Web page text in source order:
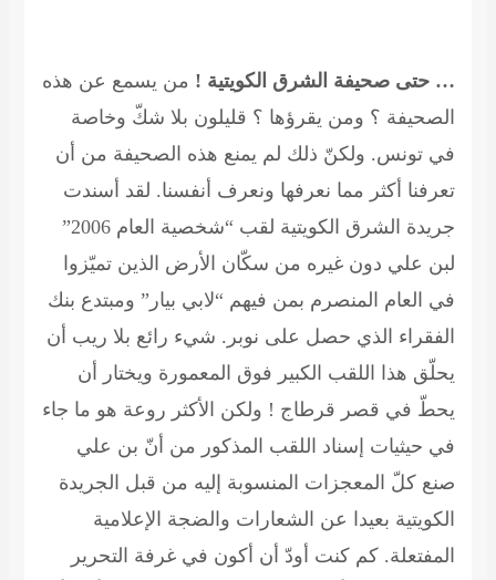
… حتى صحيفة الشرق الكويتية ! من يسمع عن هذه
الصحيفة ؟ ومن يقرؤها ؟ قليلون بلا شكّ وخاصة
في تونس. ولكنّ ذلك لم يمنع هذه الصحيفة من أن
تعرفنا أكثر مما نعرفها ونعرف أنفسنا. لقد أسندت
جريدة الشرق الكويتية لقب “شخصية العام 2006”
لبن علي دون غيره من سكّان الأرض الذين تميّزوا
في العام المنصرم بمن فيهم “لابي بيار” ومبتدع بنك
الفقراء الذي حصل على نوبر. شيء رائع بلا ريب أن
يحلّق هذا اللقب الكبير فوق المعمورة ويختار أن
يحطّ في قصر قرطاج ! ولكن الأكثر روعة هو ما جاء
في حيثيات إسناد اللقب المذكور من أنّ بن علي
صنع كلّ المعجزات المنسوبة إليه من قبل الجريدة
الكويتية بعيدا عن الشعارات والضجة الإعلامية
المفتعلة. كم كنت أودّ أن أكون في غرفة التحرير